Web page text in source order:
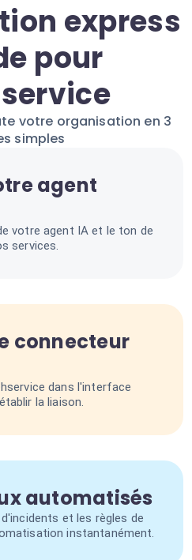
express
pour
votre organisation en 3
simples
agent
votre agent IA et le ton de
services.
connecteur
dans l'interface
la liaison.
automatisés
et les règles de
instantanément.